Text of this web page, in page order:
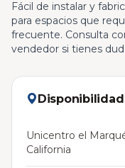
Fácil de instalar y
para espacios que
frecuente. Consulta
vendedor si tienes
Unicentro el
California